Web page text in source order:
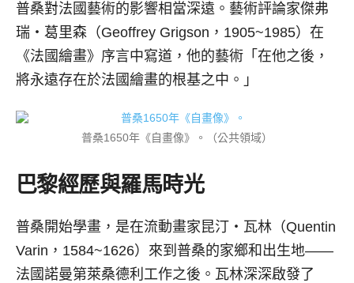
普桑對法國藝術的影響相當深遠。藝術評論家傑弗
瑞‧葛里森（Geoffrey Grigson，1905~1985）在
《法國繪畫》序言中寫道，他的藝術「在他之後，
將永遠存在於法國繪畫的根基之中。」
普桑1650年《自畫像》。（公共領域）
巴黎經歷與羅馬時光
普桑開始學畫，是在流動畫家昆汀‧瓦林（Quentin
Varin，1584~1626）來到普桑的家鄉和出生地——
法國諾曼第萊桑德利工作之後。瓦林深深啟發了